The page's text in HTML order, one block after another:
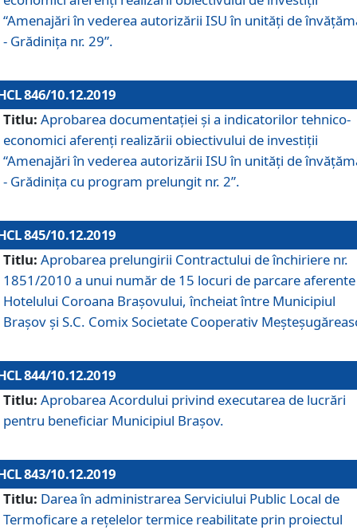
“Amenajări în vederea autorizării ISU în unități de
- Grădinița nr. 29”.
846/10.12.2019
Titlu: Aprobarea documentației și a indicatorilor tehnico-
economici aferenți realizării obiectivului de investiții
“Amenajări în vederea autorizării ISU în unități de
- Grădinița cu program prelungit nr. 2”.
845/10.12.2019
Titlu: Aprobarea prelungirii Contractului de închiriere nr.
1851/2010 a unui număr de 15 locuri de parcare aferente
Hotelului Coroana Brașovului, încheiat între Municipiul
Braşov şi S.C. Comix Societate Cooperativ
844/10.12.2019
Titlu: Aprobarea Acordului privind executarea de lucrări
pentru beneficiar Municipiul Brașov.
843/10.12.2019
Titlu: Darea în administrarea Serviciului Public Local de
Termoficare a rețelelor termice reabilitate prin proiectul